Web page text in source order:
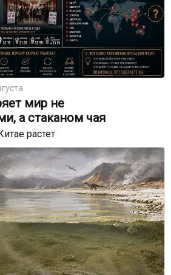
мир не
а стаканом чая
растет